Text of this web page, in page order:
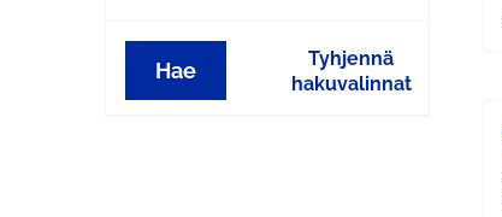
Hae
Tyhjennä
hakuvalinnat